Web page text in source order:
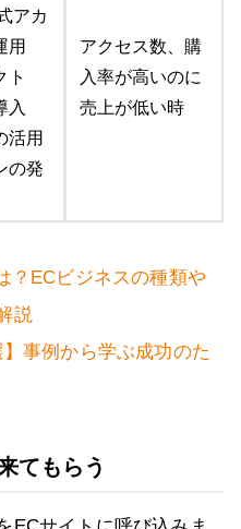
アカ
用
ト
入
活用
の発
アクセス数、購
入率が高いのに
売上が低い時
？ECビジネスの種類や
説
】事例から学ぶ成功のた
てもらう